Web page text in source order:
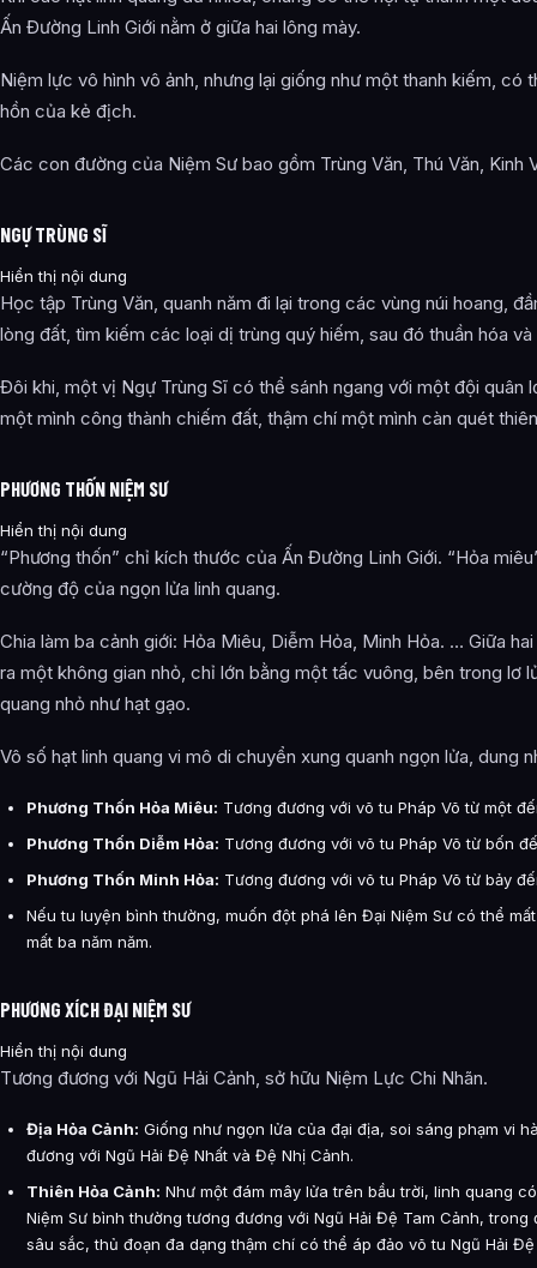
Ấn Đường Linh Giới nằm ở giữa hai lông mày.
Niệm lực vô hình vô ảnh, nhưng lại giống như một thanh kiếm, có
hồn của kẻ địch.
Các con đường của Niệm Sư bao gồm Trùng Văn, Thú Văn, Kinh
NGỰ TRÙNG SĨ
Hiển thị nội dung
Học tập Trùng Văn, quanh năm đi lại trong các vùng núi hoang,
lòng đất, tìm kiếm các loại dị trùng quý hiếm, sau đó thuần hóa
Đôi khi, một vị Ngự Trùng Sĩ có thể sánh ngang với một đội quân
một mình công thành chiếm đất, thậm chí một mình càn quét
PHƯƠNG THỐN NIỆM SƯ
Hiển thị nội dung
“Phương thốn” chỉ kích thước của Ấn Đường Linh Giới. “Hỏa
cường độ của ngọn lửa linh quang.
Chia làm ba cảnh giới: Hỏa Miêu, Diễm Hỏa, Minh Hỏa. … Giữa
ra một không gian nhỏ, chỉ lớn bằng một tấc vuông, bên trong lơ
quang nhỏ như hạt gạo.
Vô số hạt linh quang vi mô di chuyển xung quanh ngọn lửa, dung
Phương Thốn Hỏa Miêu: Tương đương với võ tu Pháp Võ từ một
Phương Thốn Diễm Hỏa: Tương đương với võ tu Pháp Võ từ bốn
Phương Thốn Minh Hỏa: Tương đương với võ tu Pháp Võ từ bảy
Nếu tu luyện bình thường, muốn đột phá lên Đại Niệm Sư có thể
mất ba năm năm.
PHƯƠNG XÍCH ĐẠI NIỆM SƯ
Hiển thị nội dung
Tương đương với Ngũ Hải Cảnh, sở hữu Niệm Lực Chi Nhãn.
Địa Hỏa Cảnh: Giống như ngọn lửa của đại địa, soi sáng phạm vi
đương với Ngũ Hải Đệ Nhất và Đệ Nhị Cảnh.
Thiên Hỏa Cảnh: Như một đám mây lửa trên bầu trời, linh quang
Niệm Sư bình thường tương đương với Ngũ Hải Đệ Tam Cảnh,
sâu sắc, thủ đoạn đa dạng thậm chí có thể áp đảo võ tu Ngũ Hải